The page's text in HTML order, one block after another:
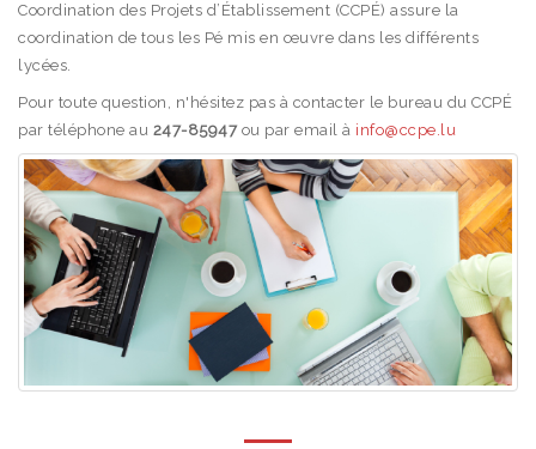
Coordination des Projets d’Établissement (CCPÉ) assure la
coordination de tous les Pé mis en œuvre dans les différents
lycées.
Pour toute question, n'hésitez pas à contacter le bureau du CCPÉ
par téléphone au 247-85947ou par email à info@ccpe.lu